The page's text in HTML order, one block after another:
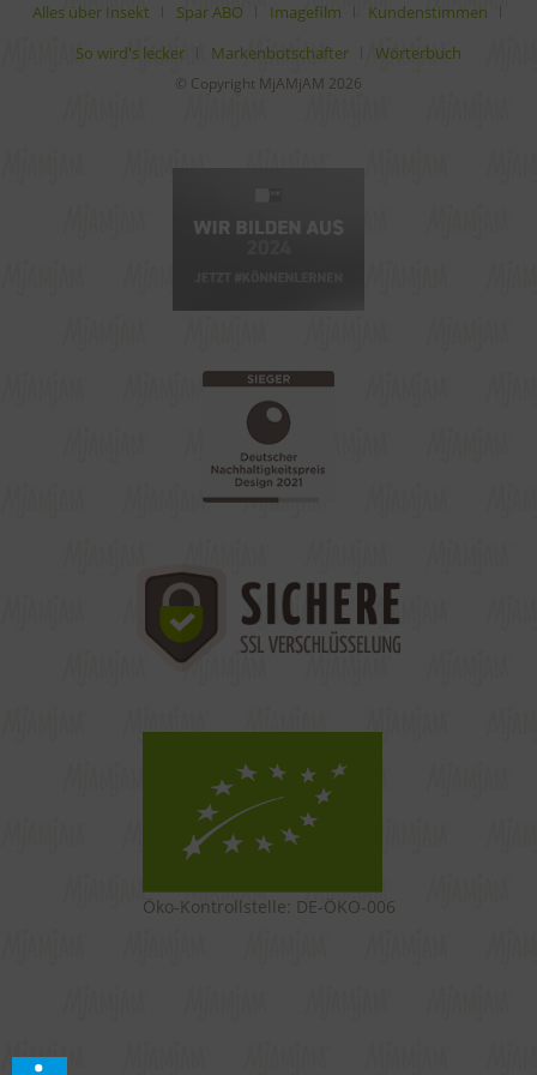
Alles über Insekt
Spar ABO Imagefilm
Kundenstimmen
So wird's lecker
Markenbotschafter Wörterbuch
© Copyright MjAMjAM 2026
Öko-Kontrollstelle: DE-ÖKO-006